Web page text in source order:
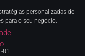
personalizadas de
para o seu negócio.
81